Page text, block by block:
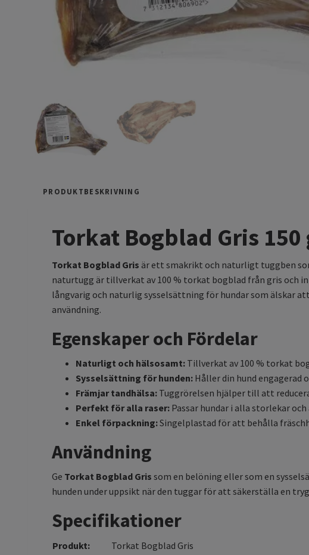
PRODUKTBESKRIVNING
Torkat Bogblad Gris
Torkat Bogblad Gris är ett smakrikt och naturligt tuggben
naturtugg är tillverkat av 100 % torkat bogblad från gris
långvarig och naturlig sysselsättning för hundar som älskar
användning.
Egenskaper och Fördelar
Naturligt och hälsosamt: Tillverkat av 100 % torkat
Sysselsättning för hunden: Håller din hund engagerad
Främjar tandhälsa: Tuggrörelsen hjälper till att
Perfekt för alla raser: Passar hundar i alla storlekar
Enkel förpackning:Singelplastad för att behålla
Användning
Ge Torkat Bogblad Gris som en belöning eller som en
hunden under uppsikt när den tuggar för att säkerställa en
Specifikationer
Produkt:
Torkat Bogblad Gris